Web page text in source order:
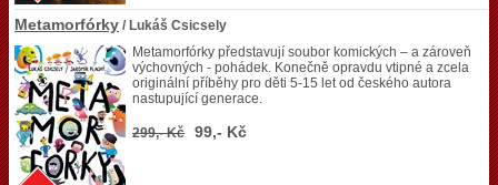
Metamorfórky / Lukáš Csicsely
Metamorfórky představují soubor komických – a zároveň
výchovných - pohádek. Konečně opravdu vtipné a zcela
originální příběhy pro děti 5-15 let od českého autora
nastupující generace.
299,- Kč 99,- Kč